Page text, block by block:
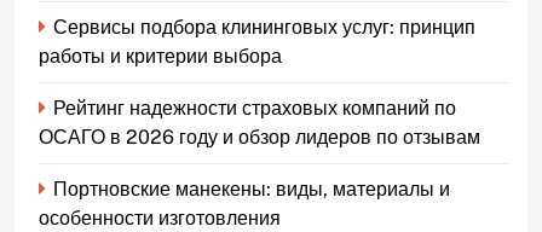
Сервисы подбора клининговых услуг: принцип
работы и критерии выбора
Рейтинг надежности страховых компаний по
ОСАГО в 2026 году и обзор лидеров по отзывам
Портновские манекены: виды, материалы и
особенности изготовления